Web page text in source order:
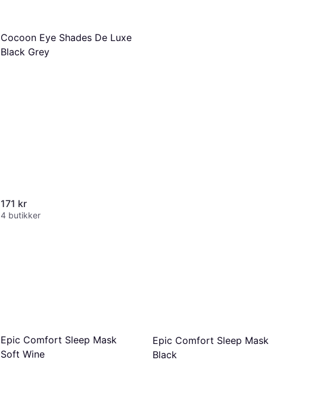
Cocoon Eye Shades De Luxe
Black Grey
171 kr
4 butikker
Epic Comfort Sleep Mask
Soft Wine
Epic Comfort Sleep Mask
Black